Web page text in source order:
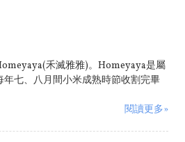
禾滅雅雅)。Homeyaya是屬
七、八月間小米成熟時節收割完畢
閱讀更多»